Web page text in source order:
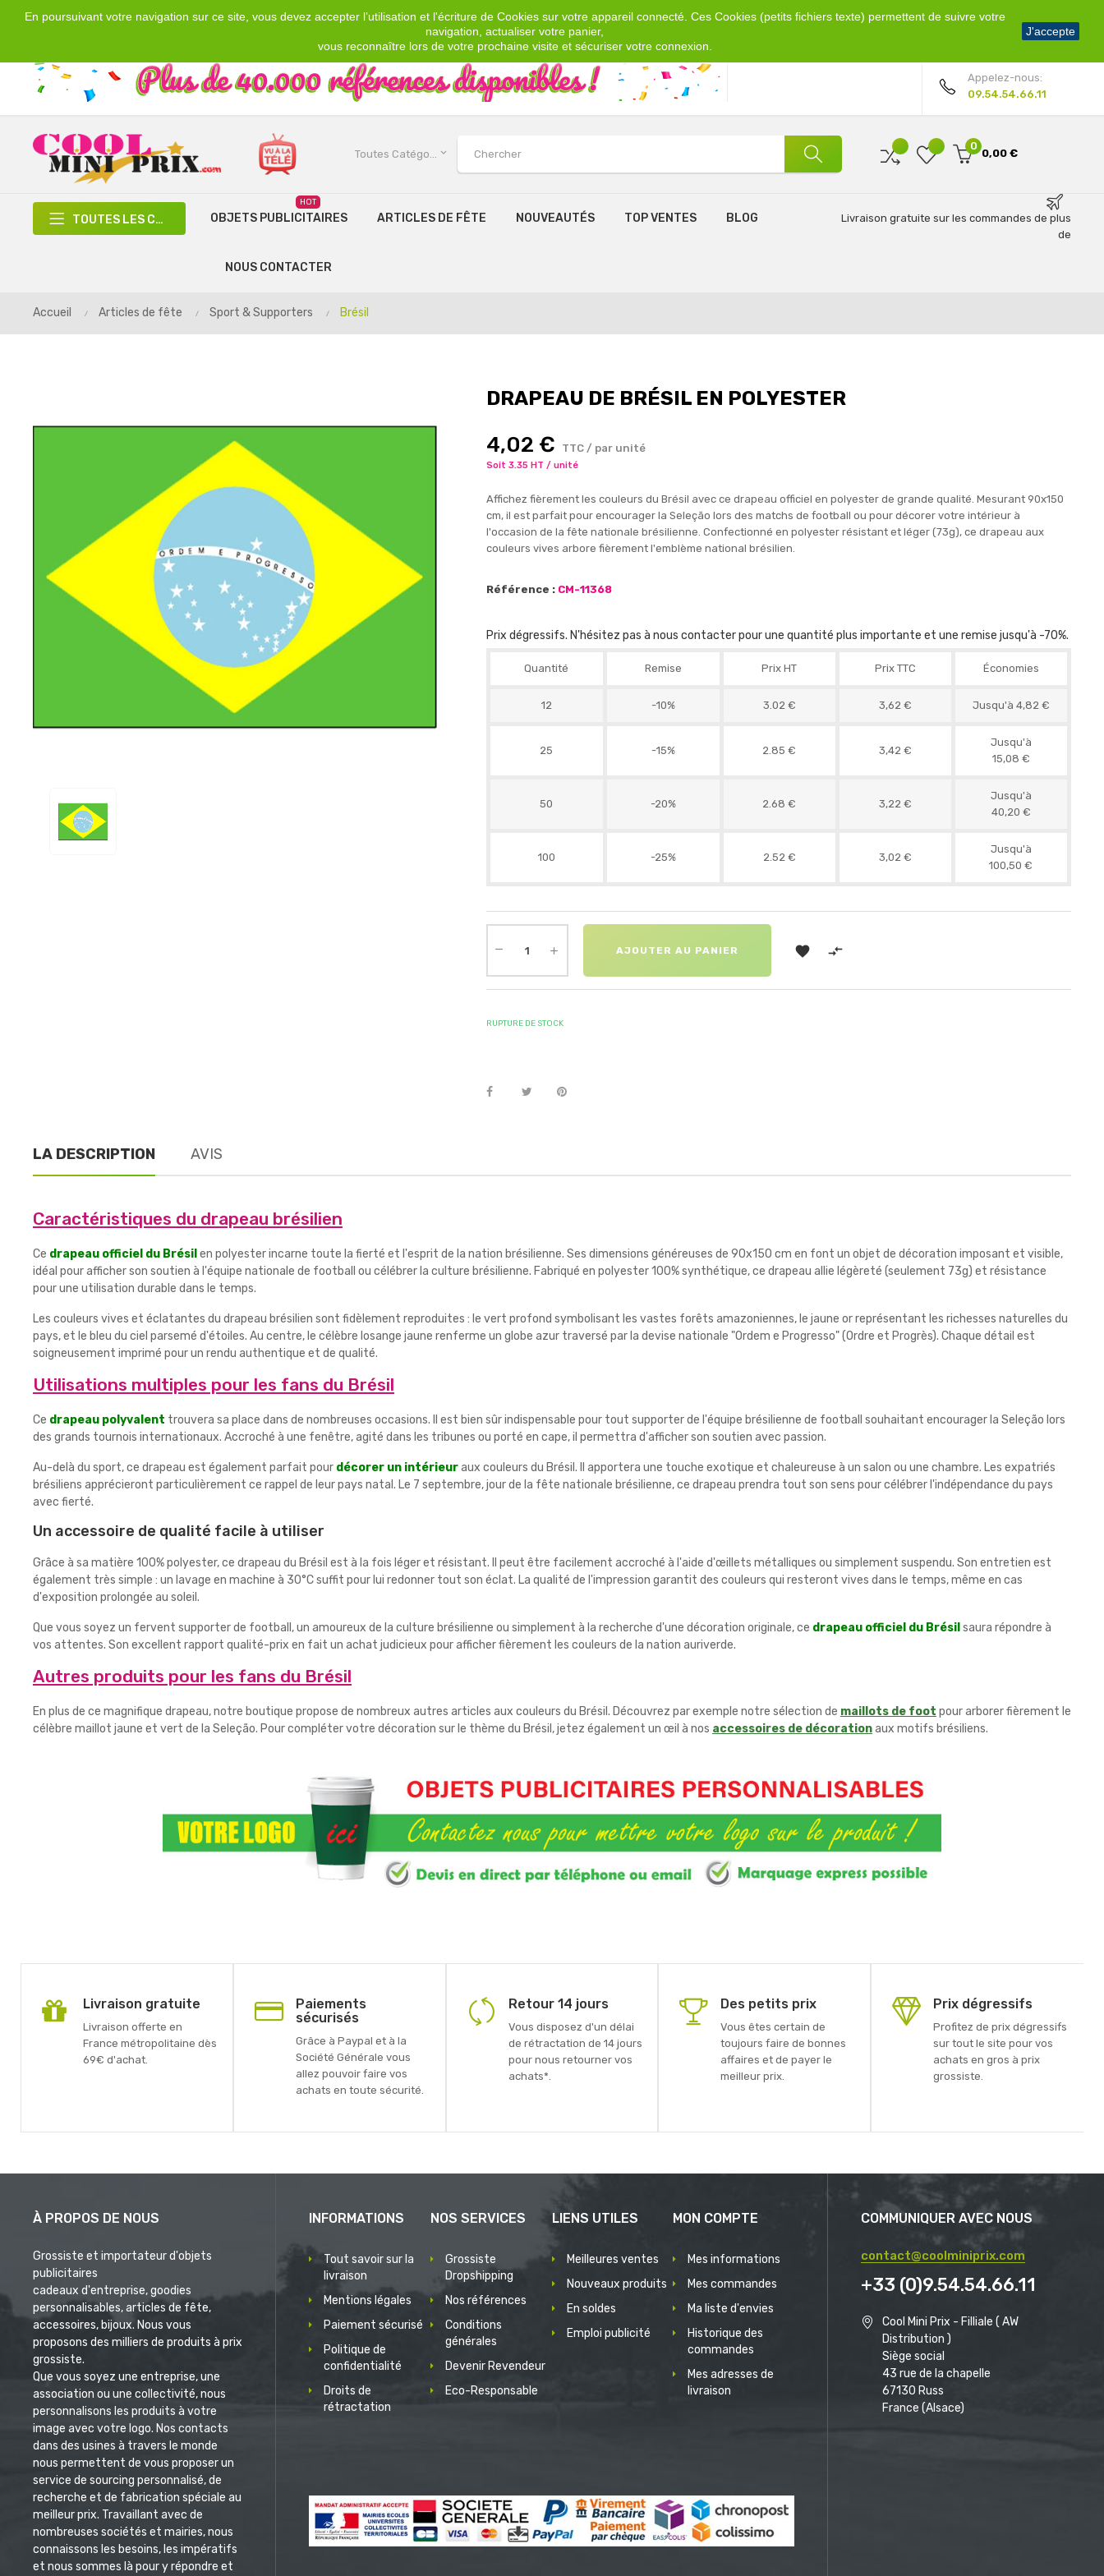
En poursuivant votre navigation sur ce site, vous devez accepter l’utilisation et l'écriture de Cookies sur votre appareil connecté. Ces Cookies (petits fichiers texte) permettent de suivre votre
navigation, actualiser votre panier,
vous reconnaître lors de votre prochaine visite et sécuriser votre connexion.
J'accepte
Emplacement
Devise
Bienvenue !
Mon compte
Appelez-nous:
09.54.54.66.11
Toutes Catégories keyboard_arrow_down
0
0,00 €
TOUTES LES CATÉGORIES OBJETS PUBLICITAIRES
HOT
ARTICLES DE FÊTE NOUVEAUTÉS TOP VENTES BLOG
NOUS CONTACTER
Livraison gratuite sur les commandes de plus
de
Accueil Articles de fête Sport & Supporters Brésil
DRAPEAU DE BRÉSIL EN POLYESTER
4,02 € TTC / par unité
Soit 3.35 HT / unité
Affichez fièrement les couleurs du Brésil avec ce drapeau officiel en polyester de grande qualité. Mesurant 90x150
cm, il est parfait pour encourager la Seleção lors des matchs de football ou pour décorer votre intérieur à
l'occasion de la fête nationale brésilienne. Confectionné en polyester résistant et léger (73g), ce drapeau aux
couleurs vives arbore fièrement l'emblème national brésilien.
Référence : CM-11368
Prix dégressifs. N'hésitez pas à nous contacter pour une quantité plus importante et une remise jusqu'à -70%.
Quantité Remise Prix HT Prix TTC Économies
12 -10% 3.02 € 3,62 € Jusqu'à 4,82 €
25 -15% 2.85 € 3,42 €
Jusqu'à
15,08 €
50 -20% 2.68 € 3,22 €
Jusqu'à
40,20 €
100 -25% 2.52 € 3,02 €
Jusqu'à
100,50 €
AJOUTER AU PANIER  
RUPTURE DE STOCK
LA DESCRIPTION AVIS
Caractéristiques du drapeau brésilien
Ce drapeau officiel du Brésil en polyester incarne toute la fierté et l'esprit de la nation brésilienne. Ses dimensions généreuses de 90x150 cm en font un objet de décoration imposant et visible,
idéal pour afficher son soutien à l'équipe nationale de football ou célébrer la culture brésilienne. Fabriqué en polyester 100% synthétique, ce drapeau allie légèreté (seulement 73g) et résistance
pour une utilisation durable dans le temps.
Les couleurs vives et éclatantes du drapeau brésilien sont fidèlement reproduites : le vert profond symbolisant les vastes forêts amazoniennes, le jaune or représentant les richesses naturelles du
pays, et le bleu du ciel parsemé d'étoiles. Au centre, le célèbre losange jaune renferme un globe azur traversé par la devise nationale "Ordem e Progresso" (Ordre et Progrès). Chaque détail est
soigneusement imprimé pour un rendu authentique et de qualité.
Utilisations multiples pour les fans du Brésil
Ce drapeau polyvalent trouvera sa place dans de nombreuses occasions. Il est bien sûr indispensable pour tout supporter de l'équipe brésilienne de football souhaitant encourager la Seleção lors
des grands tournois internationaux. Accroché à une fenêtre, agité dans les tribunes ou porté en cape, il permettra d'afficher son soutien avec passion.
Au-delà du sport, ce drapeau est également parfait pour décorer un intérieuraux couleurs du Brésil. Il apportera une touche exotique et chaleureuse à un salon ou une chambre. Les expatriés
brésiliens apprécieront particulièrement ce rappel de leur pays natal. Le 7 septembre, jour de la fête nationale brésilienne, ce drapeau prendra tout son sens pour célébrer l'indépendance du pays
avec fierté.
Un accessoire de qualité facile à utiliser
Grâce à sa matière 100% polyester, ce drapeau du Brésil est à la fois léger et résistant. Il peut être facilement accroché à l'aide d'œillets métalliques ou simplement suspendu. Son entretien est
également très simple : un lavage en machine à 30°C suffit pour lui redonner tout son éclat. La qualité de l'impression garantit des couleurs qui resteront vives dans le temps, même en cas
d'exposition prolongée au soleil.
Que vous soyez un fervent supporter de football, un amoureux de la culture brésilienne ou simplement à la recherche d'une décoration originale, ce drapeau officiel du Brésil saura répondre à
vos attentes. Son excellent rapport qualité-prix en fait un achat judicieux pour afficher fièrement les couleurs de la nation auriverde.
Autres produits pour les fans du Brésil
En plus de ce magnifique drapeau, notre boutique propose de nombreux autres articles aux couleurs du Brésil. Découvrez par exemple notre sélection de maillots de foot pour arborer fièrement le
célèbre maillot jaune et vert de la Seleção. Pour compléter votre décoration sur le thème du Brésil, jetez également un œil à nos accessoires de décorationaux motifs brésiliens.
Livraison gratuite
Livraison offerte en
France métropolitaine dès
69€ d'achat.
Paiements
sécurisés
Grâce à Paypal et à la
Société Générale vous
allez pouvoir faire vos
achats en toute sécurité.
Retour 14 jours
Vous disposez d'un délai
de rétractation de 14 jours
pour nous retourner vos
achats*.
Des petits prix
Vous êtes certain de
toujours faire de bonnes
affaires et de payer le
meilleur prix.
Prix dégressifs
Profitez de prix dégressifs
sur tout le site pour vos
achats en gros à prix
grossiste.
À PROPOS DE NOUS
Grossiste et importateur d'objets
publicitaires
cadeaux d'entreprise, goodies
personnalisables, articles de fête,
accessoires, bijoux. Nous vous
proposons des milliers de produits à prix
grossiste.
Que vous soyez une entreprise, une
association ou une collectivité, nous
personnalisons les produits à votre
image avec votre logo. Nos contacts
dans des usines à travers le monde
nous permettent de vous proposer un
service de sourcing personnalisé, de
recherche et de fabrication spéciale au
meilleur prix. Travaillant avec de
nombreuses sociétés et mairies, nous
connaissons les besoins, les impératifs
et nous sommes là pour y répondre et
COMMUNIQUER AVEC NOUS
contact@coolminiprix.com
+33 (0)9.54.54.66.11
Cool Mini Prix - Filliale ( AW
Distribution )
Siège social
43 rue de la chapelle
67130 Russ
France (Alsace)
INFORMATIONS
Tout savoir sur la
livraison
Mentions légales
Paiement sécurisé
Politique de
confidentialité
Droits de
rétractation
NOS SERVICES
Grossiste
Dropshipping
Nos références
Conditions
générales
Devenir Revendeur
Eco-Responsable
LIENS UTILES
Meilleures ventes
Nouveaux produits
En soldes
Emploi publicité
MON COMPTE
Mes informations
Mes commandes
Ma liste d'envies
Historique des
commandes
Mes adresses de
livraison